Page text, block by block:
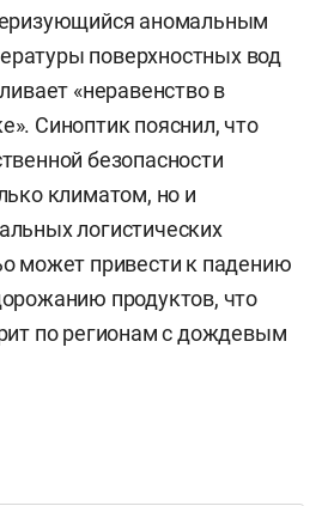
аномальным
поверхностных вод
«неравенство в
Синоптик пояснил, что
безопасности
климатом, но и
логистических
может привести к падению
продуктов, что
по регионам с дождевым